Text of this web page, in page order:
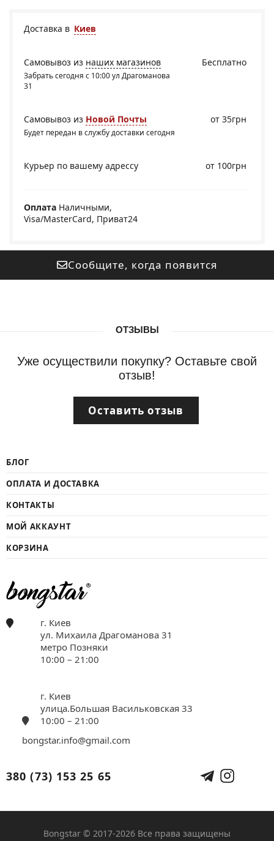
Доставка в Киев
Бесплатно
Самовывоз из наших магазинов
Забрать сегодня с 10:00 ул Драгоманова
31
Самовывоз из Новой Почты
Будет передан в службу доставки сегодня
от 35грн
Курьер по вашему адрессу от 100грн
Оплата Наличными,
Visa/MasterCard, Приват24
Сообщите, когда появится
ОТЗЫВЫ
Уже осуществили покупку? Оставьте свой
отзыв!
Оставить отзыв
БЛОГ
ОПЛАТА И ДОСТАВКА
КОНТАКТЫ
МОЙ АККАУНТ
КОРЗИНА
г. Киев
ул. Михаила Драгоманова 31
метро Позняки
10:00 – 21:00
г. Киев
улица.Большая Васильковская 33
10:00 – 21:00
bongstar.info@gmail.com
380 (73) 153 25 65
Bongstar © 2017-2026 Все права защищены